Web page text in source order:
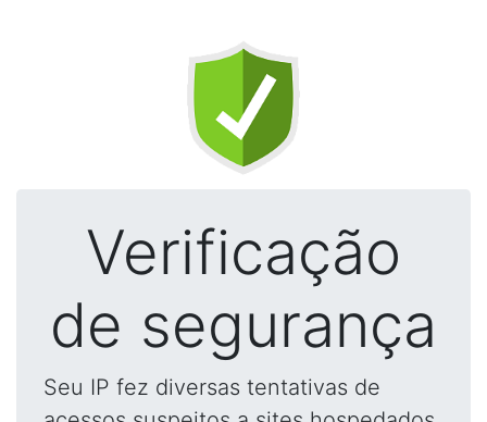
Verificação
de segurança
Seu IP fez diversas tentativas de